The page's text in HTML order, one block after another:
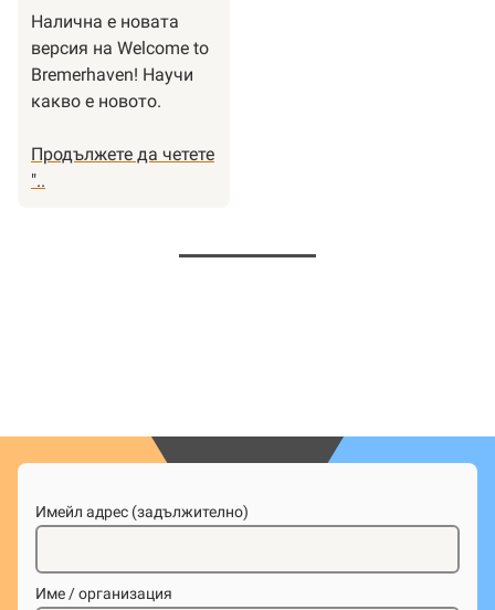
Събитията
Седмиците
в
Бремен
Налична е новата
версия на Welcome to
Bremerhaven! Научи
какво е новото.
Продължете да четете
"Постепенно
"..
Имейл адрес (задължително)
Име / организация